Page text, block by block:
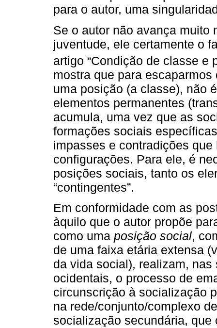
para o autor, uma
Se o autor não avança muito
juventude, ele certamente o
artigo “Condição de classe e
mostra que para
uma posição (a classe), não
elementos permanentes
acumula, uma vez que as
formações sociais
impasses e contradições
configurações. Para ele, é
posições sociais, tanto os
“contingentes”.
Em conformidade com as
àquilo que o autor propõe
como uma posição social,
de uma faixa etária extensa
da vida social), realizam,
ocidentais, o processo de
circunscrição à socialização
na rede/conjunto/complexo
socialização secundária,